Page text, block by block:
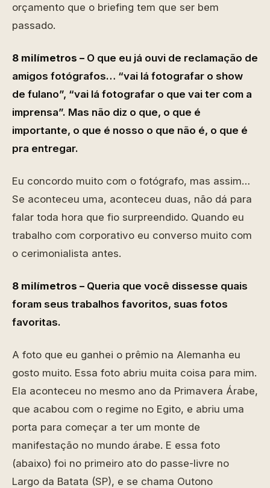
orçamento que o briefing tem que ser bem
passado.
8 milímetros – O que eu já ouvi de reclamação de
amigos fotógrafos… “vai lá fotografar o show
de fulano”, “vai lá fotografar o que vai ter com a
imprensa”. Mas não diz o que, o que é
importante, o que é nosso o que não é, o que é
pra entregar.
Eu concordo muito com o fotógrafo, mas assim…
Se aconteceu uma, aconteceu duas, não dá para
falar toda hora que fio surpreendido. Quando eu
trabalho com corporativo eu converso muito com
o cerimonialista antes.
8 milímetros – Queria que você dissesse quais
foram seus trabalhos favoritos, suas fotos
favoritas.
A foto que eu ganhei o prêmio na Alemanha eu
gosto muito. Essa foto abriu muita coisa para mim.
Ela aconteceu no mesmo ano da Primavera Árabe,
que acabou com o regime no Egito, e abriu uma
porta para começar a ter um monte de
manifestação no mundo árabe. E essa foto
(abaixo) foi no primeiro ato do passe-livre no
Largo da Batata (SP), e se chama Outono